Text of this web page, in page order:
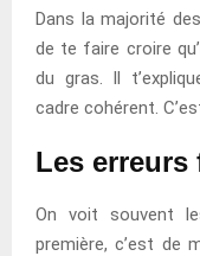
Dans la majorité
de te faire croire
du gras. Il
cadre cohérent.
Les erreurs
On voit souvent
première, c’est de